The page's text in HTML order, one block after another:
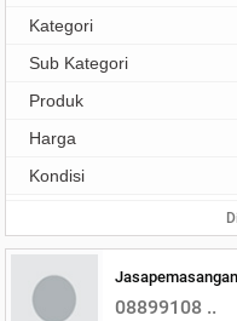
Kategori
Sub Kategori
Produk
Harga
Kondisi
08899108 ..